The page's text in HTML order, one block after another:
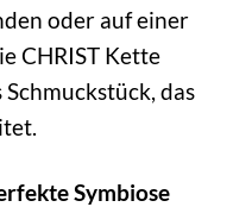
oder auf einer
CHRIST Kette
das
Symbiose